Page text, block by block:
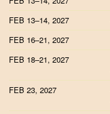
FEB 13–14, 2027
FEB 16–21, 2027
FEB 18–21, 2027
FEB 23, 2027